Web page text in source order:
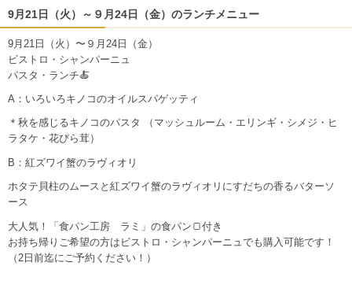
9月21日（火）～９月24日（金）のランチメニュー
9月21日（火）〜９月24日（金）
ビストロ・シャンパーニュ
パスタ・ランチ🍝
A：いろいろキノコのオイルスパゲッティ
＊秋を感じるキノコのパスタ （マッシュルーム・エリンギ・シメジ・ヒ
ラタケ・花びら茸）
B：紅ズワイ蟹のラヴィオリ
ホタテ貝柱のムースと紅ズワイ蟹のラヴィオリにすだちの香るバターソ
ース
大人気！「食パン工房 ラミ」の食パン🍞付き
お持ち帰りご希望の方はビストロ・シャンパーニュでも購入可能です！
（2日前迄にご予約ください！）